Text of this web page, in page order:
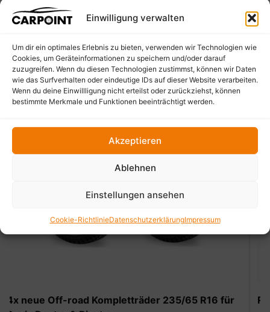
Einwilligung verwalten
Um dir ein optimales Erlebnis zu bieten, verwenden wir Technologien wie
Cookies, um Geräteinformationen zu speichern und/oder darauf
zuzugreifen. Wenn du diesen Technologien zustimmst, können wir Daten
wie das Surfverhalten oder eindeutige IDs auf dieser Website verarbeiten.
Wenn du deine Einwillligung nicht erteilst oder zurückziehst, können
bestimmte Merkmale und Funktionen beeinträchtigt werden.
Akzeptieren
Ablehnen
Einstellungen ansehen
Cookie-RichtlinieDatenschutzerklärungImpressum
REDUST Off-Road Auffahrrampen 10t